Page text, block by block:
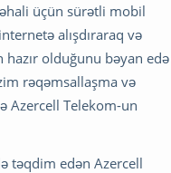
üçün sürətli mobil
alışdıraraq və
olduğunu bəyan edə
rəqəmsallaşma və
Azercell Telekom-un
təqdim edən Azercell